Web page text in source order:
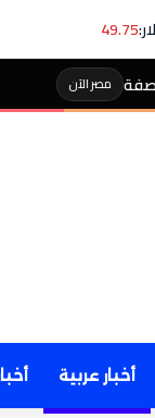
49.75
عاجل- جماعة
أخبار عربية